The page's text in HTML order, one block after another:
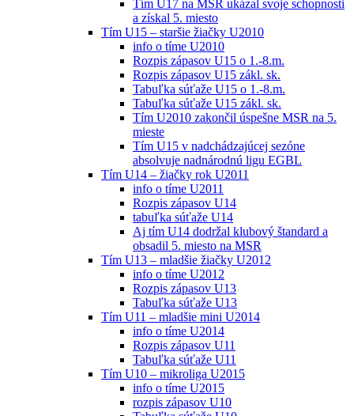
Tím U17 na MSR ukázal svoje schopnosti
a získal 5. miesto
Tím U15 – staršie žiačky U2010
info o tíme U2010
Rozpis zápasov U15 o 1.-8.m.
Rozpis zápasov U15 zákl. sk.
Tabuľka súťaže U15 o 1.-8.m.
Tabuľka súťaže U15 zákl. sk.
Tím U2010 zakončil úspešne MSR na 5.
mieste
Tím U15 v nadchádzajúcej sezóne
absolvuje nadnárodnú ligu EGBL
Tím U14 – žiačky rok U2011
info o tíme U2011
Rozpis zápasov U14
tabuľka súťaže U14
Aj tím U14 dodržal klubový štandard a
obsadil 5. miesto na MSR
Tím U13 – mladšie žiačky U2012
info o tíme U2012
Rozpis zápasov U13
Tabuľka súťaže U13
Tím U11 – mladšie mini U2014
info o tíme U2014
Rozpis zápasov U11
Tabuľka súťaže U11
Tím U10 – mikroliga U2015
info o tíme U2015
rozpis zápasov U10